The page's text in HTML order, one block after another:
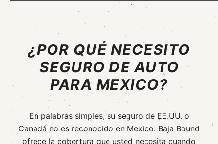
¿POR QUÉ NECESITO
SEGURO DE AUTO
PARA MEXICO?
En palabras simples, su seguro de EE.UU. o
Canadá no esreconocido en Mexico. Baja Bound
ofrece la coberturaque usted necesita cuando